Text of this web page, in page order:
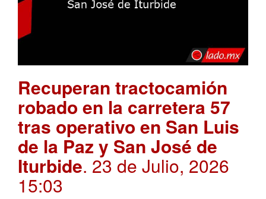
Recuperan tractocamión
robado en la carretera 57
tras operativo en San Luis
de la Paz y San José de
Iturbide. 23 de Julio, 2026
15:03